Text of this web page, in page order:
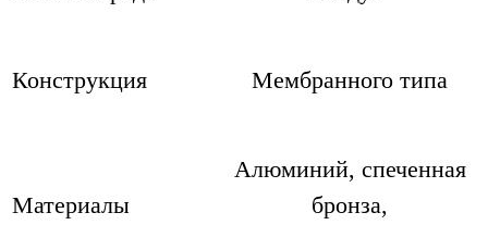
Конструкция Мембранного типа
Материалы
Алюминий, спеченная
бронза,